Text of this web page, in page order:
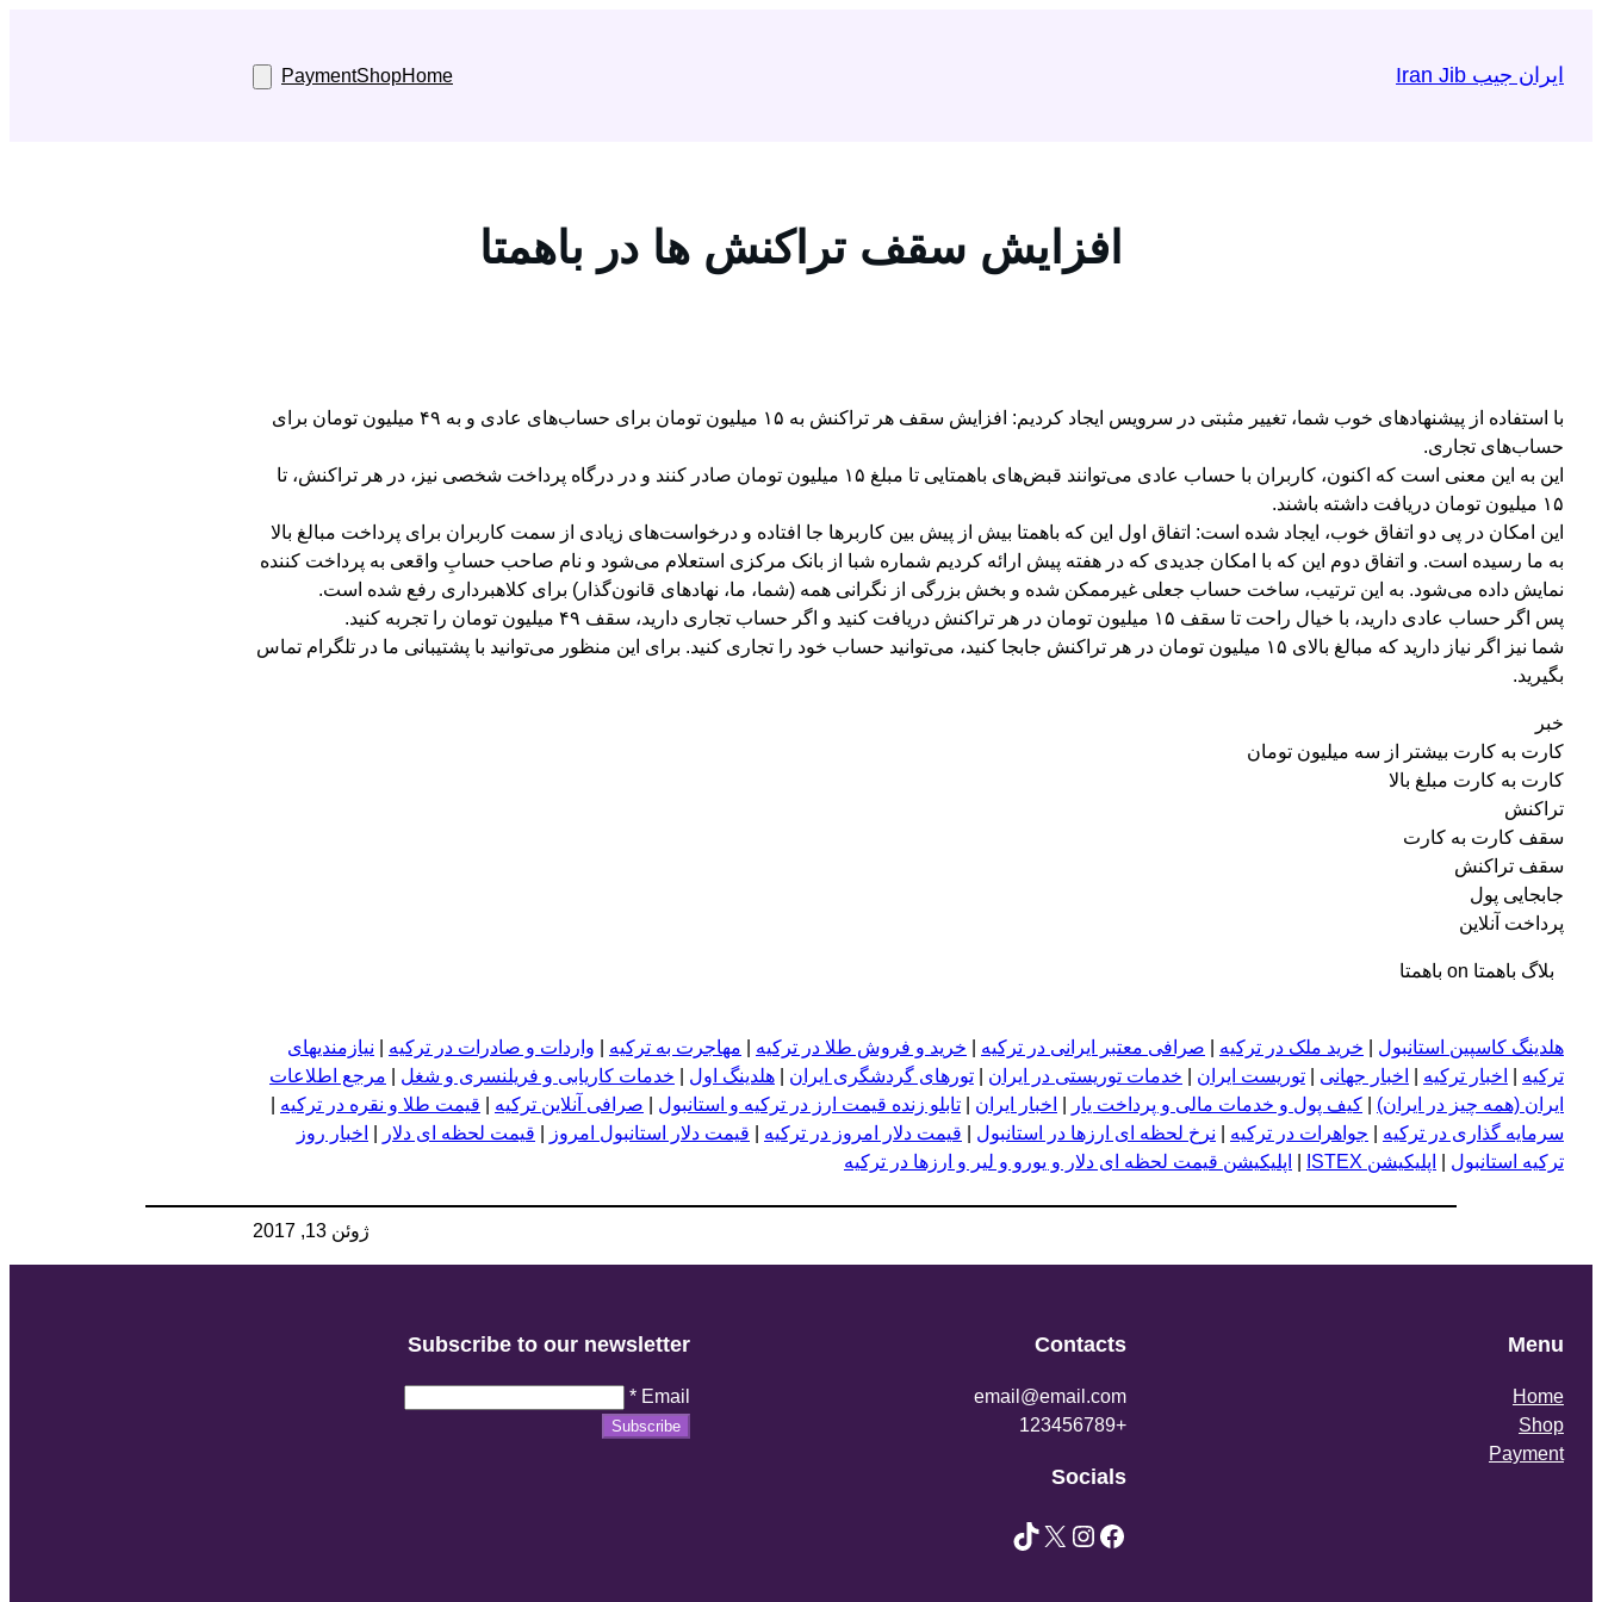
محتواایران جیب Iran Jib Home
Shop
Payment
افزایش سقف تراکنش ها در باهمتا
با استفاده از پیشنهادهای خوب شما، تغییر مثبتی در سرویس ایجاد کردیم: افزایش سقف هر تراکنش به ۱۵ میلیون تومان برای حساب‌های عادی و به ۴۹ میلیون تومان برای
حساب‌های تجاری.
این به این معنی است که اکنون، کاربران با حساب عادی می‌توانند قبض‌های باهمتایی تا مبلغ ۱۵ میلیون تومان صادر کنند و در درگاه پرداخت شخصی نیز، در هر تراکنش، تا
۱۵ میلیون تومان دریافت داشته باشند.
این امکان در پی دو اتفاق خوب، ایجاد شده است: اتفاق اول این که باهمتا بیش از پیش بین کاربرها جا افتاده و درخواست‌های زیادی از سمت کاربران برای پرداخت مبالغ بالا
به ما رسیده است. و اتفاق دوم این که با امکان جدیدی که در هفته پیش ارائه کردیم شماره شبا از بانک مرکزی استعلام می‌شود و نام صاحب حسابِ واقعی به پرداخت کننده
نمایش داده می‌شود. به این ترتیب، ساخت حساب جعلی غیرممکن شده و بخش بزرگی از نگرانی همه (شما، ما، نهادهای قانون‌گذار) برای کلاهبرداری رفع شده است.
پس اگر حساب عادی دارید، با خیال راحت تا سقف ۱۵ میلیون تومان در هر تراکنش دریافت کنید و اگر حساب تجاری دارید، سقف ۴۹ میلیون تومان را تجربه کنید.
شما نیز اگر نیاز دارید که مبالغ بالای ۱۵ میلیون تومان در هر تراکنش جابجا کنید، می‌توانید حساب خود را تجاری کنید. برای این منظور می‌توانید با پشتیبانی ما در تلگرام تماس
بگیرید.
خبر
کارت به کارت بیشتر از سه میلیون تومان
کارت به کارت مبلغ بالا
تراکنش
سقف کارت به کارت
سقف تراکنش
جابجایی پول
پرداخت آنلاین
بلاگ باهمتا on باهمتا
هلدینگ کاسپین استانبول خرید ملک در ترکیه صرافی معتبر ایرانی در ترکیه خرید و فروش طلا در ترکیه مهاجرت به ترکیه واردات و صادرات در ترکیه
نیازمندیهای
ترکیه
اخبار ترکیه اخبار جهانی توریست ایران خدمات توریستی در ایران تورهای گردشگری ایران هلدینگ اول خدمات کاریابی و فریلنسری و شغل
مرجع اطلاعات
ایران (همه چیز در ایران)
کیف پول و خدمات مالی و پرداخت یار اخبار ایران تابلو زنده قیمت ارز در ترکیه و استانبول صرافی آنلاین ترکیه قیمت طلا و نقره در ترکیه
سرمایه گذاری در ترکیه
جواهرات در ترکیه نرخ لحظه ای ارزها در استانبول قیمت دلار امروز در ترکیه قیمت دلار استانبول امروز قیمت لحظه ای دلار
اخبار روز
ترکیه استانبول
اپلیکیشن ISTEX اپلیکیشن قیمت لحظه ای دلار و یورو و لیر و ارزها در ترکیه
ژوئن 13, 2017
Menu
Home
Shop
Payment
Contacts
email@email.com
+123456789
Socials
Facebook
Instagram
X
TikTok
Subscribe to our newsletter
Email
*
Subscribe